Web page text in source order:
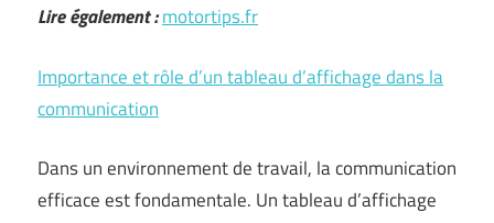
Lire également :motortips.fr
Importance et rôle d’un tableau d’affichage dans la
communication
Dans un environnement de travail, la communication
efficace est fondamentale. Un tableau d’affichage